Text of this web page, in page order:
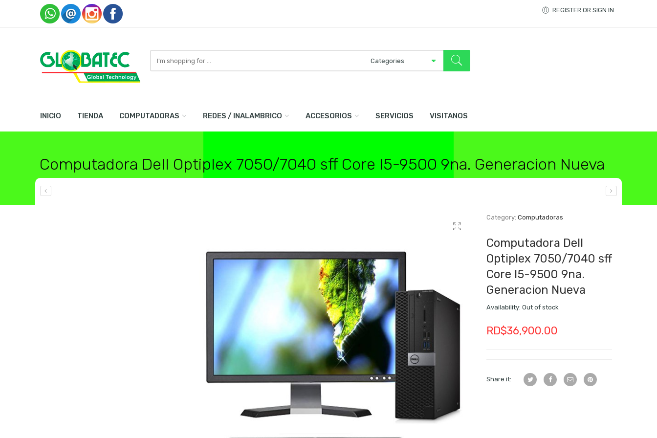
REGISTER OR SIGN IN
here
INICIO TIENDA COMPUTADORAS REDES / INALAMBRICO ACCESORIOS SERVICIOS VISITANOS
Computadora Dell Optiplex 7050/7040 sff Core I5-9500 9na. Generacion Nueva
Category:Computadoras
Computadora Dell
Optiplex 7050/7040 sff
Core I5-9500 9na.
Generacion Nueva
Availability: Out of stock
RD$36,900.00
Share it: